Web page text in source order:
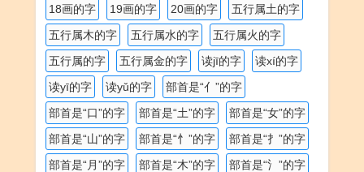
18画的字
19画的字 20画的字
五行属土的字
五行属木的字
五行属水的字
五行属火的字
五行属的字
五行属金的字 读jī的字
读xí的字
读yī的字
读yǔ的字
部首是“亻”的字
部首是“口”的字
部首是“土”的字
部首是“女”的字
部首是“山”的字
部首是“忄”的字
部首是“扌”的字
部首是“月”的字
部首是“木”的字
部首是“氵”的字